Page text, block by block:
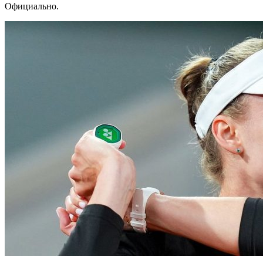
Официально.